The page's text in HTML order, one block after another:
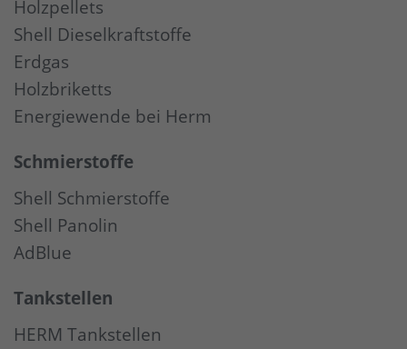
Holzpellets
Shell Dieselkraftstoffe
Erdgas
Holzbriketts
Energiewende bei Herm
Schmierstoffe
Shell Schmierstoffe
Shell Panolin
AdBlue
Tankstellen
HERM Tankstellen